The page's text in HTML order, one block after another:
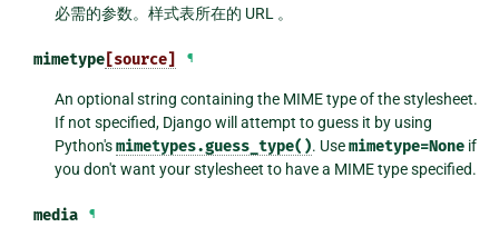
必需的参数。样式表所在的 URL 。
mimetype[source] ¶
An optional string containing the MIME type of the stylesheet.
If not specified, Django will attempt to guess it by using
Python'smimetypes.guess_type(). Usemimetype=None if
you don't want your stylesheet to have a MIME type specified.
media ¶